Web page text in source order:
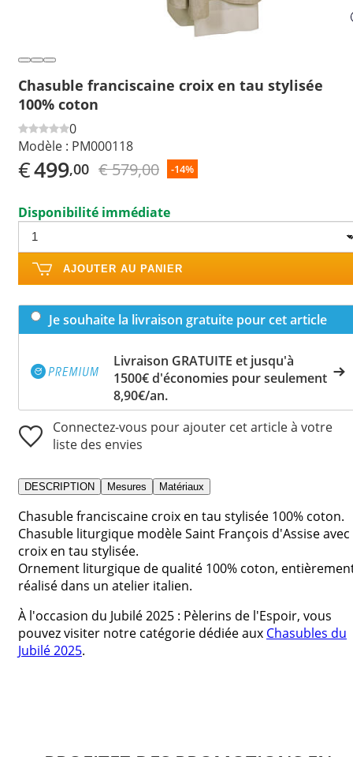
Chasuble franciscaine croix en tau stylisée
100% coton
0
Modèle : PM000118
€499,00 € 579,00 -14%
Disponibilité immédiate
AJOUTER AU PANIER
Je souhaite la livraison gratuite pour cet article
Livraison GRATUITE et jusqu'à
1500€ d'économies pour seulement
8,90€/an.
Connectez-vous pour ajouter cet article à votre
liste des envies
DESCRIPTION Mesures Matériaux
Chasuble franciscaine croix en tau stylisée 100% coton.
Chasuble liturgique modèle Saint François d'Assise avec
croix en tau stylisée.
Ornement liturgique de qualité 100% coton,
réalisé dans un atelier italien.
À l'occasion du Jubilé 2025 : Pèlerins de l'Espoir, vous
pouvez visiter notre catégorie dédiée aux Chasubles du
Jubilé 2025.